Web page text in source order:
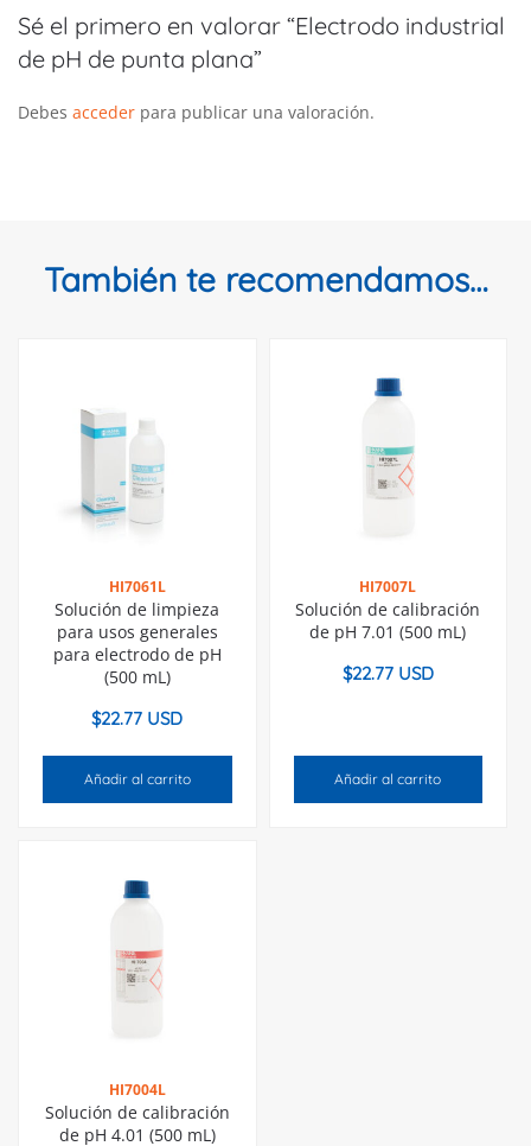
Sé el primero en valorar “Electrodo industrial
de pH de punta plana”
Debes acceder para publicar una valoración.
También te recomendamos…
HI7061L
Solución de limpieza
para usos generales
para electrodo de pH
(500 mL)
$22.77 USD
Añadir al carrito
HI7007L
Solución de calibración
de pH 7.01 (500 mL)
$22.77 USD
Añadir al carrito
HI7004L
Solución de calibración
de pH 4.01 (500 mL)